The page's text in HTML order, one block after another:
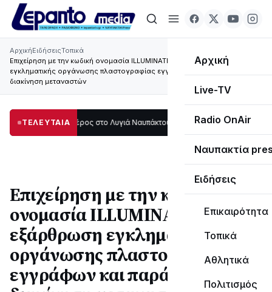
Αρχική
Live-TV
Radio OnAir
Ναυπακτία
Ειδήσεις
Επικαιρότητα
Τοπικά
Αθλητικά
Πολιτισμός
ΑρχικήΕιδήσειςΤοπικά
Επιχείρηση με την κωδική ονομασία ILLUMINATI για την εξάρθρωση
εγκληματικής οργάνωσης πλαστογραφίας εγγράφων και παράνομης
διακίνηση μεταναστών
ΤΕΛΕΥΤΑΙΑ
μέρος στο Λυγιά Ναυπάκτου12:08 Σε τροχιά υλοποίησης η
Επιχείρηση με την κωδική
ονομασία ILLUMINATI για την
εξάρθρωση εγκληματικής
οργάνωσης πλαστογραφίας
εγγράφων και παράνομης